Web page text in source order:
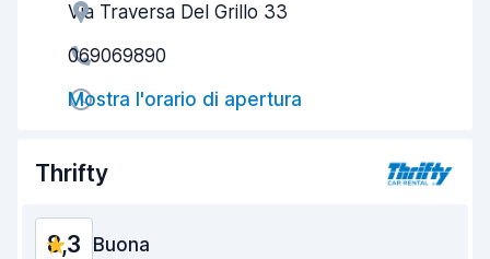
Gentilezza degli agenti
Rapidità del ritiro
Rapidità della riconsegna
8,8
Via Traversa Del Grillo 33
069069890
Mostra l'orario di apertura
Thrifty
8,3 Buona